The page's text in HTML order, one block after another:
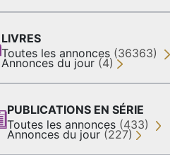
LIVRES
Toutes les annonces (36363)
Annonces du jour (4)
PUBLICATIONS EN SÉRIE
Toutes les annonces (433)
Annonces du jour (227)